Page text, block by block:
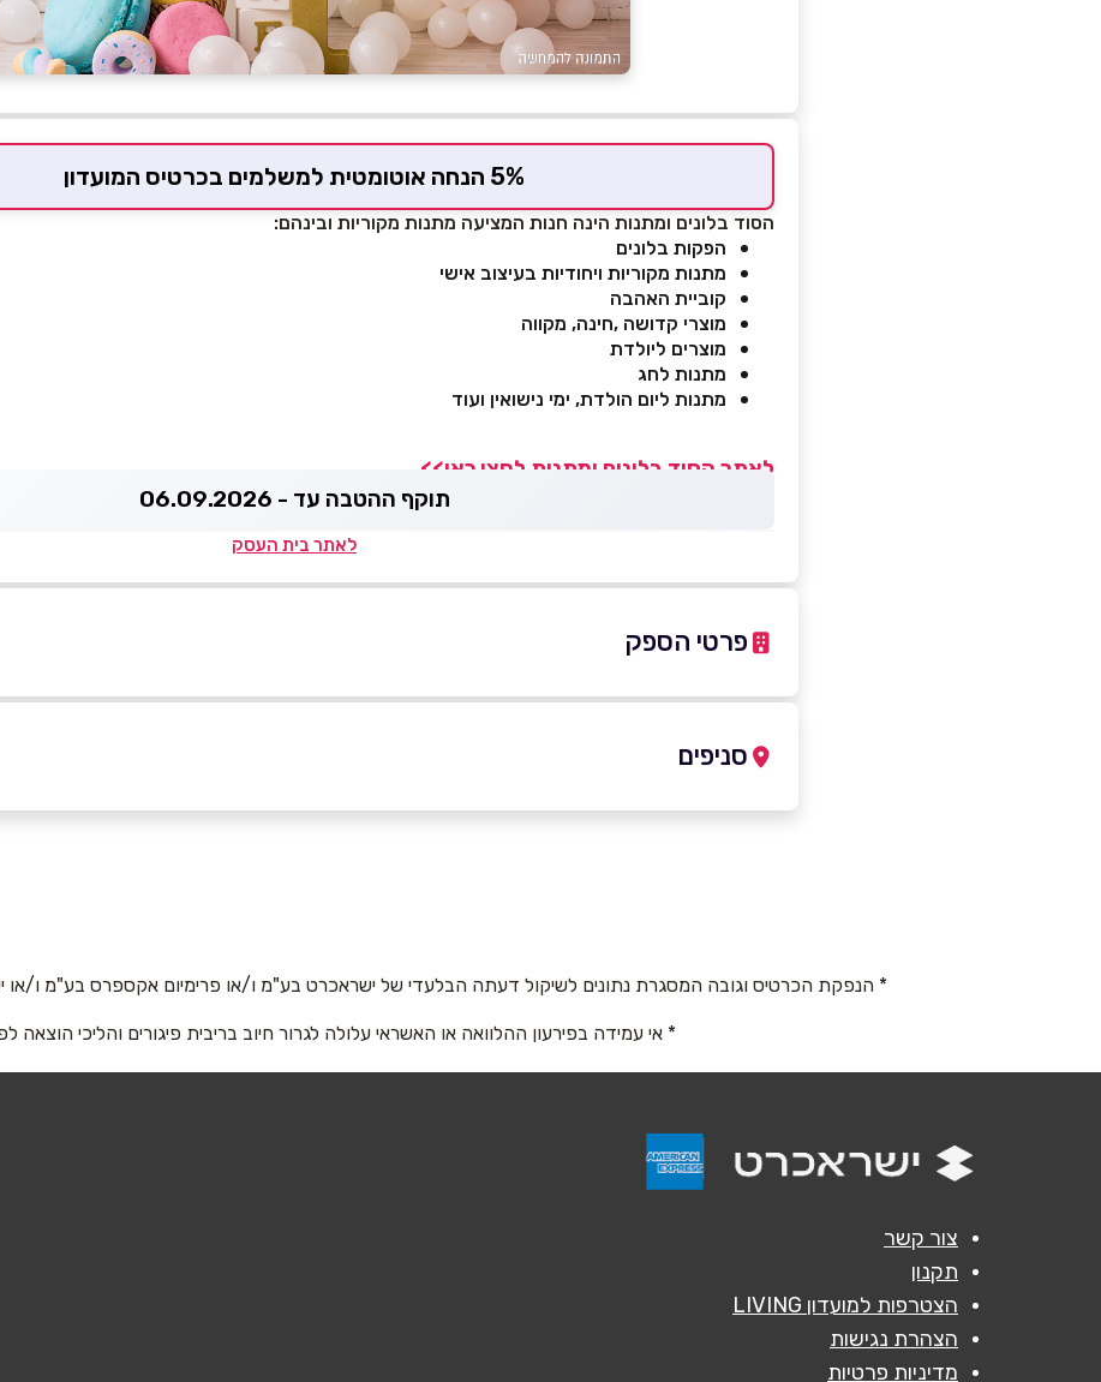
5% הנחה אוטומטית למשלמים בכרטיס המועדון
הסוד בלונים ומתנות הינה חנות המציעה מתנות מקוריות ובינהם:
הפקות בלונים
מתנות מקוריות ויחודיות בעיצוב אישי
קוביית האהבה
מוצרי קדושה ,חינה, מקווה
מוצרים ליולדת
מתנות לחג
מתנות ליום הולדת, ימי נישואין ועוד
לאתר הסוד בלונים ומתנות לחצו כאן>>
תוקף ההטבה עד - 06.09.2026
לאתר בית העסק
פרטי הספק
באתר
אימייל
הודעה *
סניפים
* הנפקת הכרטיס וגובה המסגרת נתונים לשיקול דעתה הבלעדי של ישראכרט בע"מ ו/או פרימיום אקספרס בע"מ ו/או
* אי עמידה בפירעון ההלוואה או האשראי עלולה לגרור חיוב בריבית פיגורים והליכי הוצאה
צור קשר
תקנון
הצטרפות למועדון LIVING
הצהרת נגישות
מדיניות פרטיות